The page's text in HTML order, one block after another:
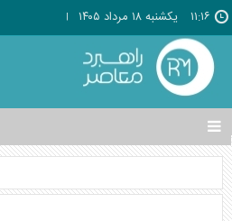
۱۱:۱۶ يکشنبه ۱۸ مرداد ۱۴۰۵
تغییر
وضعیت
منوی
ها